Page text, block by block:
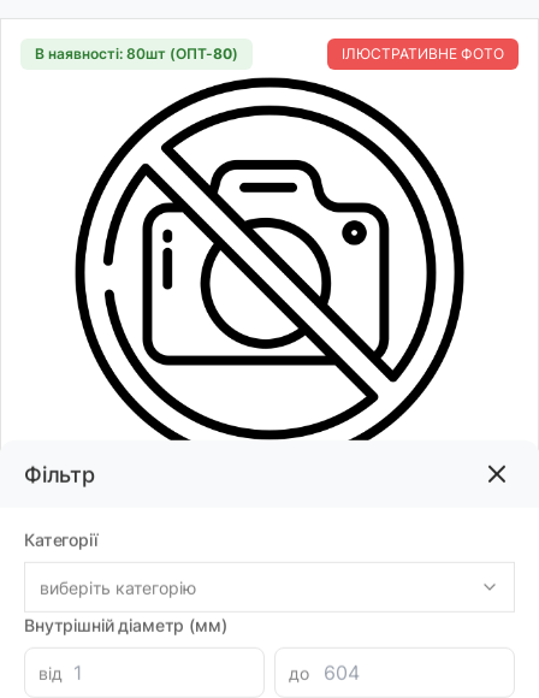
Фільтр
Категорії
виберіть категорію
Внутрішній діаметр (мм)
від
до
В наявності: 80шт (ОПТ-80) ІЛЮСТРАТИВНЕ ФОТО
335.92грн
-